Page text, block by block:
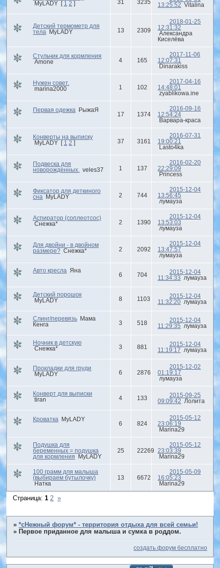
MyLADY
[ 1 2 ] 31 3235
13:25:52 Vitalina
Детский термометр для
тела
MyLADY 13 2309
2018-01-25
12:31:32
Александра
Киселёва
Стульчик для кормления
Amone
4 165
2017-11-06
12:07:31
Dinarakiss
Нужен совет.
marina2000
1 102
2017-04-16
14:48:01
zyablikowa.ine
Первая одежка РыжаЯ
17 1374
2016-09-16
12:54:24
Варвара-краса
Конверты на выписку
MyLADY
[ 1 2 ] 37 3161
2016-07-31
19:00:21
Lasto4ka
Подвеска для
новорождённых.
veles37 1 137
2016-02-20
22:29:09
Princess
Фиксатор для деткиного
сна
MyLADY 2 744
2015-12-04
13:56:45
лумауза
Аспиратор (соплеотсос)
Снежка*
2 1390
2015-12-04
13:53:03
лумауза
Для двойни - в двойном
размере? Снежка* 2 2092
2015-12-04
13:47:57
лумауза
Авто кресла Яна
6 704
2015-12-04
11:34:33
лумауза
Детский порошок
MyLADY
8 1103
2015-12-04
11:32:20 лумауза
Слинг/перевязь
Мама
Кенга
3 518
2015-12-04
11:29:35
лумауза
Ночник в детскую
Снежка*
3 881
2015-12-04
11:19:17
лумауза
Прокладки для груди
MyLADY
6 2876
2015-12-02
01:19:17
лумауза
Конверт для выписки
tiran
4 133
2015-09-25
09:09:42
Лолита
Кроватка MyLADY
6 824
2015-05-12
23:06:19
Marina29
Подушка для
беременных = подушка
для кормления
MyLADY
25 22269
2015-05-12
23:03:39
Marina29
100 грамм для малыша
(выбираем бутылочку)
Натка
13 6672
2015-05-09
16:05:23
Marina29
Страница:1 2 »
»*сНежный форум* - территория отдыха для всей семьи!
» Первое приданное для малыша и сумка в роддом.
создать форум бесплатно